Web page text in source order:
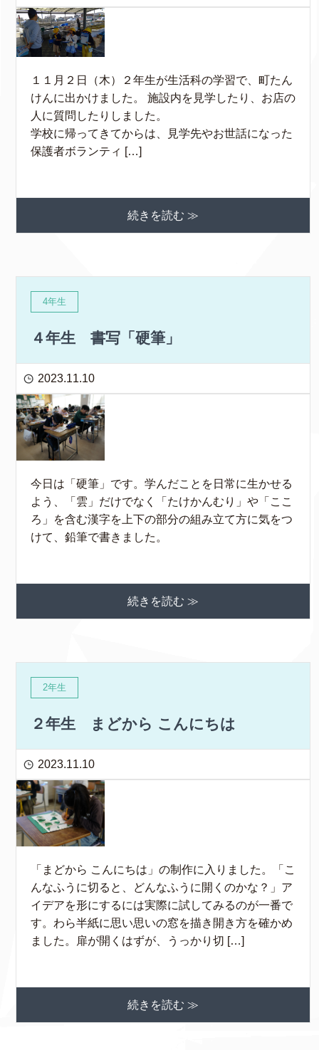
１１月２日（木）２年生が生活科の学習で、町たん
けんに出かけました。 施設内を見学したり、お店の
人に質問したりしました。
学校に帰ってきてからは、見学先やお世話になった
保護者ボランティ […]
続きを読む ≫
4年生
４年生 書写「硬筆」
2023.11.10
今日は「硬筆」です。学んだことを日常に生かせる
よう、「雲」だけでなく「たけかんむり」や「ここ
ろ」を含む漢字を上下の部分の組み立て方に気をつ
けて、鉛筆で書きました。
続きを読む ≫
2年生
２年生 まどから こんにちは
2023.11.10
「まどから こんにちは」の制作に入りました。「こ
んなふうに切ると、どんなふうに開くのかな？」ア
イデアを形にするには実際に試してみるのが一番で
す。わら半紙に思い思いの窓を描き開き方を確かめ
ました。扉が開くはずが、うっかり切 […]
続きを読む ≫